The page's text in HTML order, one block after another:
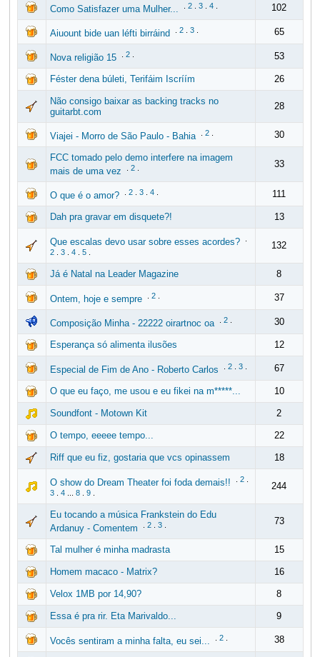
Como Satisfazer uma Mulher... 2. 3. 4. 102
Aiuount bide uan léfti birráind 2. 3. 65
Nova religião 15 2. 53
Féster dena búleti, Terifáim Iscríím 26
Não consigo baixar as backing tracks no
guitarbt.com
28
Viajei - Morro de São Paulo - Bahia 2. 30
FCC tomado pelo demo interfere na imagem
mais de uma vez
2. 33
O que é o amor? 2. 3. 4. 111
Dah pra gravar em disquete?! 13
Que escalas devo usar sobre esses acordes?
2. 3. 4. 5.
132
Já é Natal na Leader Magazine 8
Ontem, hoje e sempre 2. 37
Composição Minha - 22222 oirartnoc oa 2. 30
Esperança só alimenta ilusões 12
Especial de Fim de Ano - Roberto Carlos 2. 3. 67
O que eu faço, me usou e eu fikei na m*****... 10
Soundfont - Motown Kit 2
O tempo, eeeee tempo... 22
Riff que eu fiz, gostaria que vcs opinassem 18
O show do Dream Theater foi foda demais!! 2.
3. 4... 8. 9.
244
Eu tocando a música Frankstein do Edu
Ardanuy - Comentem
2. 3. 73
Tal mulher é minha madrasta 15
Homem macaco - Matrix? 16
Velox 1MB por 14,90? 8
Essa é pra rir. Eta Marivaldo... 9
Vocês sentiram a minha falta, eu sei... 2. 38